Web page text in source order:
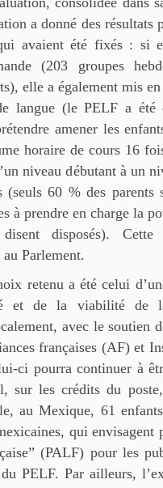
a donné des résultats
avaient été fixés : si
(203 groupes
elle a également mis
langue (le PELF a été
amener les
horaire de cours 16
niveau débutant à un
(seuls 60 % des parents
à prendre en charge la
disposés). Cette
Parlement.
retenu a été celui
et de la viabilité de
avec le soutien
françaises (AF) et
ci pourra continuer à
sur les crédits du
au Mexique, 61
qui envisagent
(PALF) pour les
PELF. Par ailleurs,